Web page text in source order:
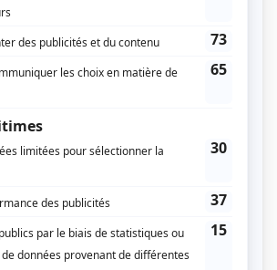
je n'avais pas été impressionnée outre
Cependant, la perfomance d'hier
gravée longtemps dans ma mémoire.
énergie, quels reliefs dans leur
italienne! Le chef et violoniste invité
aussi) y était probablement pour
ancienne est très ,mais très vivante. Il
insuffler à l'orchestre SA vision des 4
de Vivladi, dont je possède 5 versions
aucune semblable et à la hauteur de ce